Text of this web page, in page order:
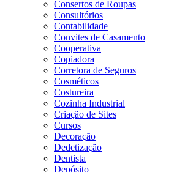
Consertos de Roupas
Consultórios
Contabilidade
Convites de Casamento
Cooperativa
Copiadora
Corretora de Seguros
Cosméticos
Costureira
Cozinha Industrial
Criação de Sites
Cursos
Decoração
Dedetização
Dentista
Depósito